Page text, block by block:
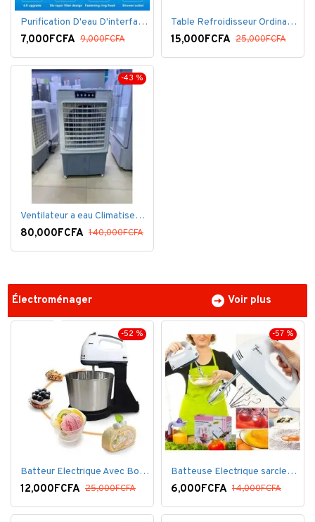
Purification D'eau D'interface De Filtre De Robinet
7,000FCFA 9,000FCFA
Table Refroidisseur Ordinateur Portable
15,000FCFA 25,000FCFA
-43 %
Ventilateur a eau Climatiseur Mobile Grand Model.
80,000FCFA 140,000FCFA
Électroménager Voir plus
-52 %
Batteur Electrique Avec Bol en inox
12,000FCFA 25,000FCFA
-57 %
Batteuse Electrique sarclette à main– 7 vitesses
6,000FCFA 14,000FCFA